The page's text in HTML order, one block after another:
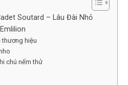
Soutard – Lâu Đài Nhỏ
thương hiệu
chú nếm thử